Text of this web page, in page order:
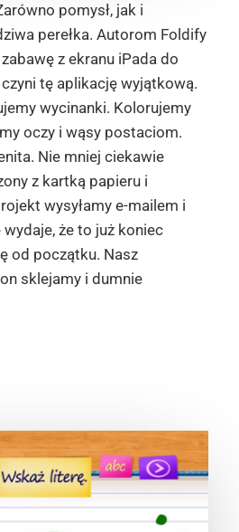
pomysł, jak i
perełka. Autorom Foldify
z ekranu iPada do
tę aplikację wyjątkową.
wycinanki. Kolorujemy
oczy i wąsy postaciom.
Nie mniej ciekawie
z kartką papieru i
wysyłamy e-mailem i
że to już koniec
od początku. Nasz
sklejamy i dumnie